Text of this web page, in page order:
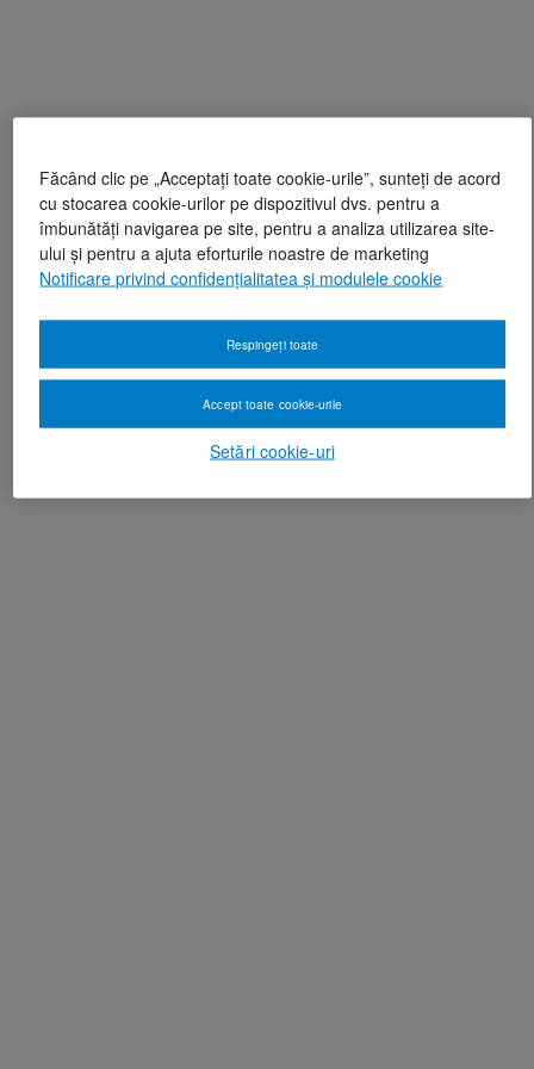
Făcând clic pe „Acceptați toate cookie-urile”, sunteți de acord
cu stocarea cookie-urilor pe dispozitivul dvs. pentru a
îmbunătăți navigarea pe site, pentru a analiza utilizarea site-
ului și pentru a ajuta eforturile noastre de marketing
Notificare privind confidențialitatea și modulele cookie
Setări cookie-uri
Respingeți toate
Accept toate cookie-urile